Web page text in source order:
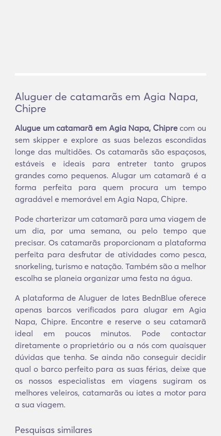
Aluguer de catamarãs em Agia Napa,
Chipre
Alugue um catamarã em Agia Napa, Chiprecom ou
sem skipper e explore as suas belezas escondidas
longe das multidões. Os catamarãs são espaçosos,
estáveis e ideais para entreter tanto grupos
grandes como pequenos. Alugar um catamarã é a
forma perfeita para quem procura um tempo
agradável e memorável em Agia Napa, Chipre.
Pode charterizar um catamarã para uma viagem de
um dia, por uma semana, ou pelo tempo que
precisar. Os catamarãs proporcionam a plataforma
perfeita para desfrutar de atividades como pesca,
snorkeling, turismo e natação. Também são a melhor
escolha se planeia organizar uma festa na água.
A plataforma de Aluguer de Iates BednBlue oferece
apenas barcos verificados para alugar em Agia
Napa, Chipre. Encontre e reserve o seu catamarã
ideal em poucos minutos. Pode contactar
diretamente o proprietário ou a nós com quaisquer
dúvidas que tenha. Se ainda não conseguir decidir
qual o barco perfeito para as suas férias, deixe que
os nossos especialistas em viagens sugiram os
melhores veleiros, catamarãs ou iates a motor para
a sua viagem.
Pesquisas similares